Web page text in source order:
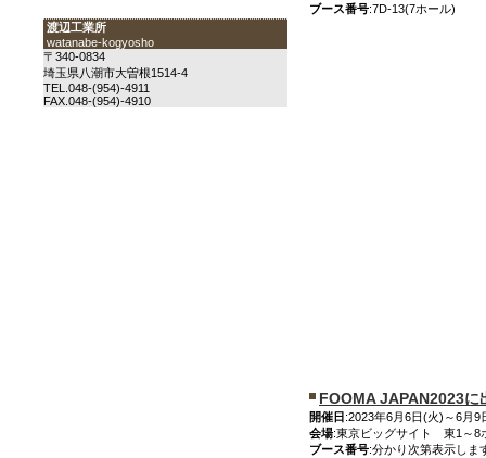
ブース番号:7D-13(7ホール)
FOOMA JAPAN2023に
開催日 :2023年6月6日(火)～6月9
会場:東京ビッグサイト 東1～8
ブース番号:分かり次第表示しま
渡辺工業所
watanabe-kogyosho
〒340-0834
埼玉県八潮市大曽根1514-4
TEL.048-(954)-4911
FAX.048-(954)-4910